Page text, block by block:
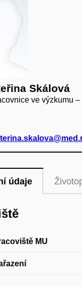
Skálová
ve výzkumu
údaje
MU